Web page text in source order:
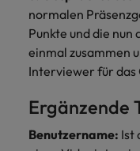
normalen
Punkte und die
einmal zusammen
Interviewer für das
Ergänzende
Benutzername: Ist